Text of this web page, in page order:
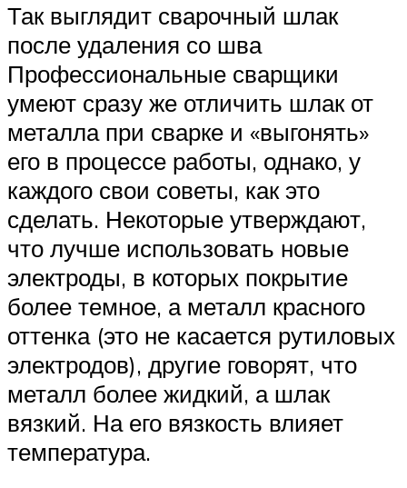
Так выглядит сварочный шлак
после удаления со шва
Профессиональные сварщики
умеют сразу же отличить шлак от
металла при сварке и «выгонять»
его в процессе работы, однако, у
каждого свои советы, как это
сделать. Некоторые утверждают,
что лучше использовать новые
электроды, в которых покрытие
более темное, а металл красного
оттенка (это не касается рутиловых
электродов), другие говорят, что
металл более жидкий, а шлак
вязкий. На его вязкость влияет
температура.